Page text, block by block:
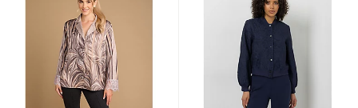
anzuzeigen.